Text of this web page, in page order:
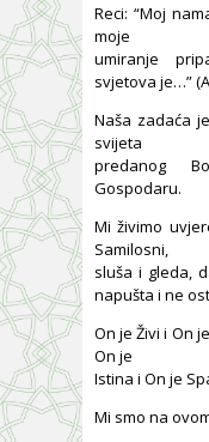
Reci: “Moj
moje
umiranje
svjetova je…”
Naša zadaća
svijeta
predanog
Gospodaru.
Mi živimo
Samilosni,
sluša i gleda,
napušta i ne
On je Živi i On
On je
Istina i On je
Mi smo na